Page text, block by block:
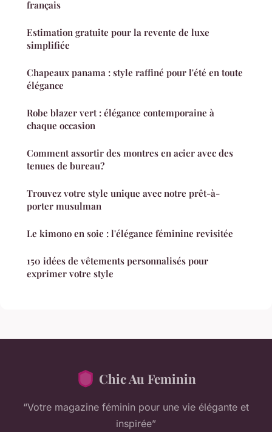
français
Estimation gratuite pour la revente de luxe
simplifiée
Chapeaux panama : style raffiné pour l'été en toute
élégance
Robe blazer vert : élégance contemporaine à
chaque occasion
Comment assortir des montres en acier avec des
tenues de bureau?
Trouvez votre style unique avec notre prêt-à-
porter musulman
Le kimono en soie : l'élégance féminine revisitée
150 idées de vêtements personnalisés pour
exprimer votre style
Chic Au Feminin
“Votre magazine féminin pour une vie élégante et
inspirée”